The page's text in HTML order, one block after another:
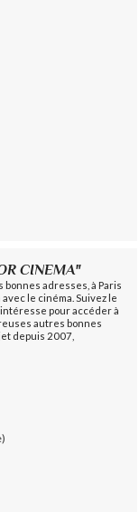
CINEMA"
bonnes adresses, à Paris
le cinéma. Suivez le
pour accéder à
autres bonnes
depuis 2007,